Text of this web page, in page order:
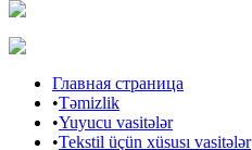
Главная страница
•Təmizlik
•Yuyucu vasitələr
•Tekstil üçün xüsusı vasitələr